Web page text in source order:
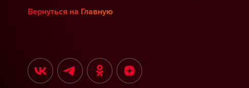
Вернуться на Главную